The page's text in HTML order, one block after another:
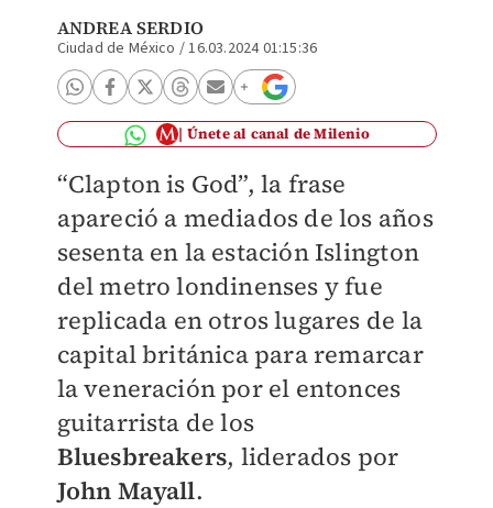
ANDREA SERDIO
Ciudad de México /16.03.2024 01:15:36
Únete al canal de Milenio
“Clapton is God”, la frase
apareció a mediados de los años
sesenta en la estación Islington
del metro londinenses y fue
replicada en otros lugares de la
capital británica para remarcar
la veneración por el entonces
guitarrista de los
Bluesbreakers, liderados por
John Mayall.